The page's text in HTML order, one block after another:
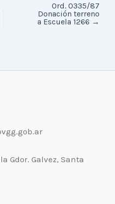
Ord. 0335/87
Donación terreno
a Escuela 1266 →
Gdor. Galvez, Santa